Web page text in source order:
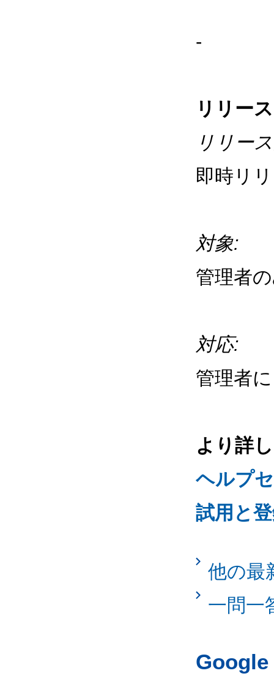
-
リリー
リリー
即時リ
対象:
管理者
対応:
管理者
より詳
ヘルプ
試用と
他の最
一問一
Google